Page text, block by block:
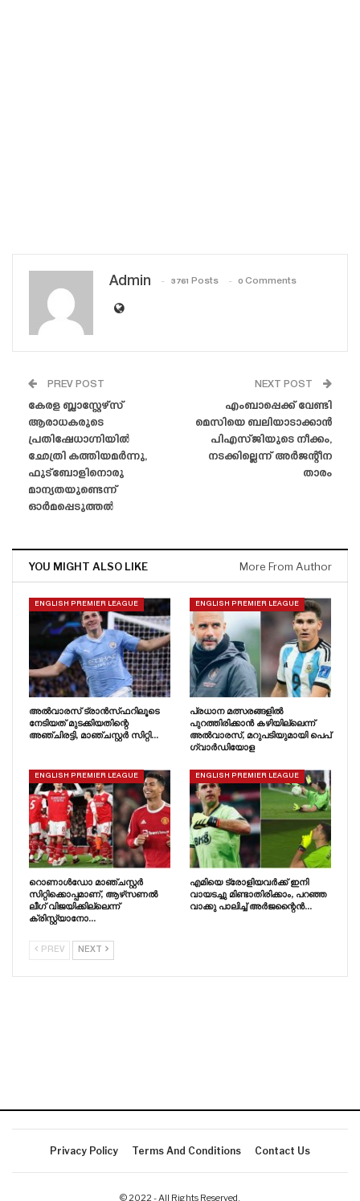
Admin 3761 Posts 0 Comments
PREV POST
കേരള ബ്ലാസ്റ്റേഴ്‌സ്
ആരാധകരുടെ
പ്രതിഷേധാഗ്നിയിൽ
ഛേത്രി കത്തിയമർന്നു,
ഫുട്ബോളിനൊരു
മാന്യതയുണ്ടെന്ന്
ഓർമപ്പെടുത്തൽ
NEXT POST
എംബാപ്പെക്ക് വേണ്ടി
മെസിയെ ബലിയാടാക്കാൻ
പിഎസ്‌ജിയുടെ നീക്കം,
നടക്കില്ലെന്ന് അർജന്റീന
താരം
YOU MIGHT ALSO LIKE More From Author
ENGLISH PREMIER LEAGUE
അൽവാരസ് ട്രാൻസ്‌ഫറിലൂടെ
നേടിയത് മുടക്കിയതിന്റെ
അഞ്ചിരട്ടി, മാഞ്ചസ്റ്റർ സിറ്റി…
ENGLISH PREMIER LEAGUE
പ്രധാന മത്സരങ്ങളിൽ
പുറത്തിരിക്കാൻ കഴിയില്ലെന്ന്
അൽവാരസ്, മറുപടിയുമായി പെപ്
ഗ്വാർഡിയോള
ENGLISH PREMIER LEAGUE
റൊണാൾഡോ മാഞ്ചസ്റ്റർ
സിറ്റിക്കൊപ്പമാണ്, ആഴ്‌സണൽ
ലീഗ് വിജയിക്കില്ലെന്ന്
ക്രിസ്റ്റ്യാനോ…
ENGLISH PREMIER LEAGUE
എമിയെ ട്രോളിയവർക്ക് ഇനി
വായടച്ചു മിണ്ടാതിരിക്കാം, പറഞ്ഞ
വാക്കു പാലിച്ച് അർജന്റൈൻ…
PREV NEXT
Privacy Policy Terms And Conditions Contact Us
© 2022 - All Rights Reserved.